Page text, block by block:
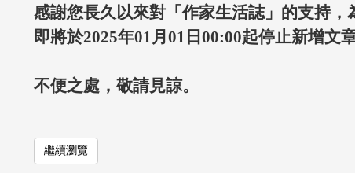
感謝您長久以來對「作家生活誌」的支持，
即將於2025年01月01日00:00起停止新增文
不便之處，敬請見諒。
繼續瀏覽